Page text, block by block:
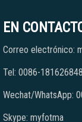
EN
Correo electrónico:
Tel: 0086-
Wechat/WhatsApp:
Skype: myfotma